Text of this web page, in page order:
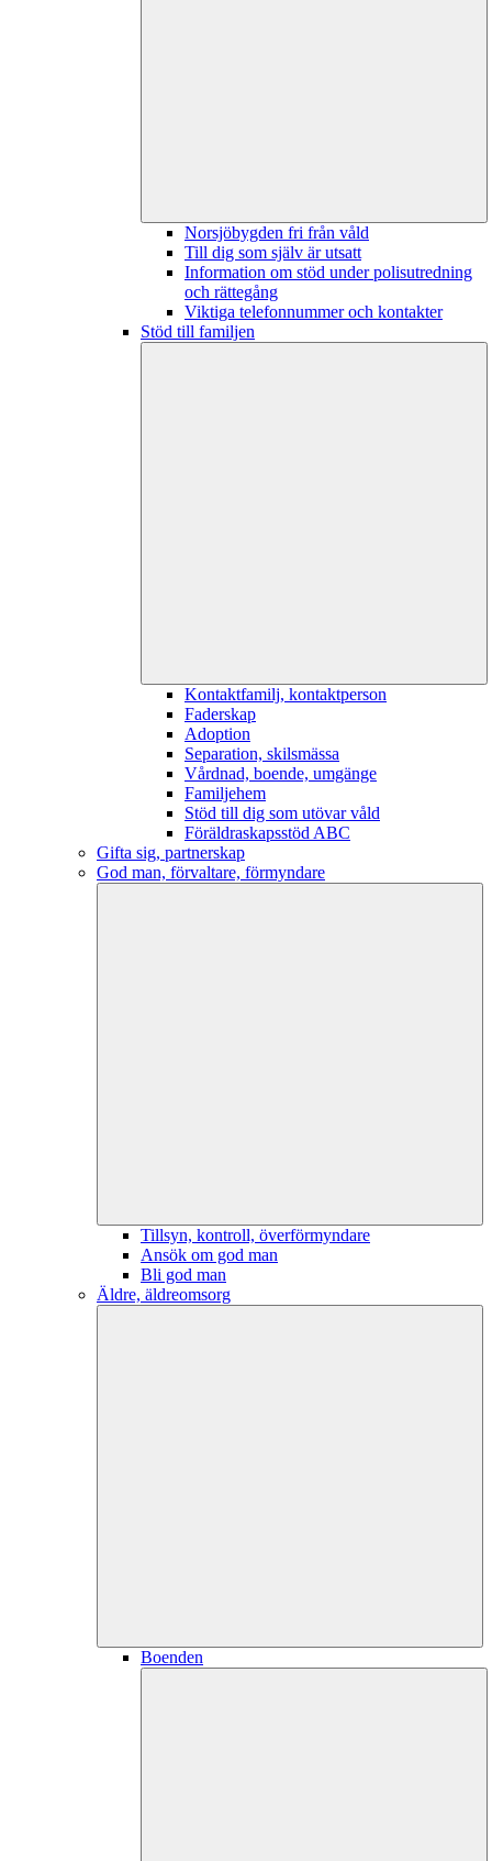
Norsjöbygden fri från våld
Till dig som själv är utsatt
Information om stöd under polisutredning
och rättegång
Viktiga telefonnummer och kontakter
Stöd till familjen
Kontaktfamilj, kontaktperson
Faderskap
Adoption
Separation, skilsmässa
Vårdnad, boende, umgänge
Familjehem
Stöd till dig som utövar våld
Föräldraskapsstöd ABC
Gifta sig, partnerskap
God man, förvaltare, förmyndare
Tillsyn, kontroll, överförmyndare
Ansök om god man
Bli god man
Äldre, äldreomsorg
Boenden